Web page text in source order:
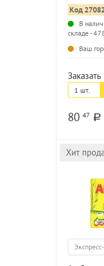
2 дизайна
Код
В
складе -
Ваш
Заказать
1 шт.
80 47 a
Хит